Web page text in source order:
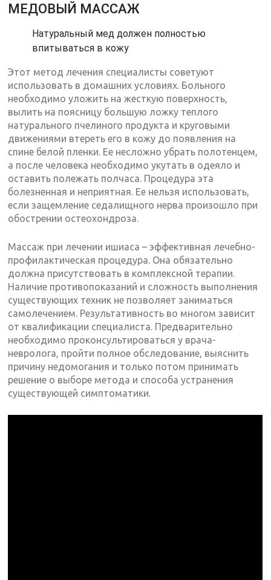
МЕДОВЫЙ МАССАЖ
Натуральный мед должен полностью
впитываться в кожу
Этот метод лечения специалисты советуют
использовать в домашних условиях. Больного
необходимо уложить на жесткую поверхность,
вылить на поясницу большую ложку теплого
натурального пчелиного продукта и круговыми
движениями втереть его в кожу до появления на
спине белой пленки. Ее несложно убрать полотенцем,
а после человека необходимо укутать в одеяло и
оставить полежать полчаса. Процедура эта
болезненная и неприятная. Ее нельзя использовать,
если защемление седалищного нерва произошло при
обострении остеохондроза.
Массаж при лечении ишиаса – эффективная лечебно-
профилактическая процедура. Она обязательно
должна присутствовать в комплексной терапии.
Наличие противопоказаний и сложность выполнения
существующих техник не позволяет заниматься
самолечением. Результативность во многом зависит
от квалификации специалиста. Предварительно
необходимо проконсультироваться у врача-
невролога, пройти полное обследование, выяснить
причину недомогания и только потом принимать
решение о выборе метода и способа устранения
существующей симптоматики.